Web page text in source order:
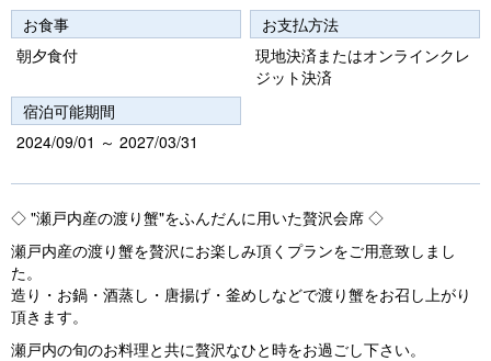
u
s
お食事
朝夕食付
お支払方法
現地決済またはオンラインクレ
ジット決済
宿泊可能期間
2024/09/01 ～ 2027/03/31
◇ "瀬戸内産の渡り蟹"をふんだんに用いた贅沢会席 ◇
瀬戸内産の渡り蟹を贅沢にお楽しみ頂くプランをご用意致しまし
た。
造り・お鍋・酒蒸し・唐揚げ・釜めしなどで渡り蟹をお召し上がり
頂きます。
瀬戸内の旬のお料理と共に贅沢なひと時をお過ごし下さい。